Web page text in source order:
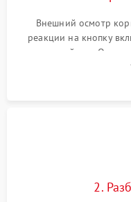
неисправности кулера
Выход из строя SSD или
HDD: медленная
Проблемы Wi‑Fi или
Внешний осмотр
реакции на кнопку
устройства.
лабораторного блока
2.